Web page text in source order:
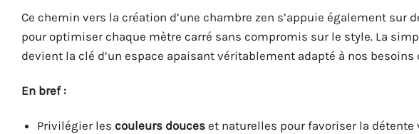
Ce chemin vers la création d’une chambre zen s’appuie également sur
pour optimiser chaque mètre carré sans compromis sur le style. La
devient la clé d’un espace apaisant véritablement adapté à nos
En bref :
Privilégier lescouleurs douces et naturelles pour favoriser la